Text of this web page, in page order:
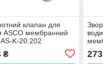
клапан для
ASCO мембранний
K-20.202
₴ 273